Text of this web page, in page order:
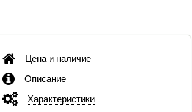
Цена и наличие
Описание
Характеристики